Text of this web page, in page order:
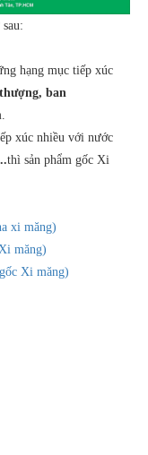
hạng mục tiếp xúc
ban
xúc nhiều với nước
thì sản phẩm gốc Xi
xi măng)
măng)
Xi măng)